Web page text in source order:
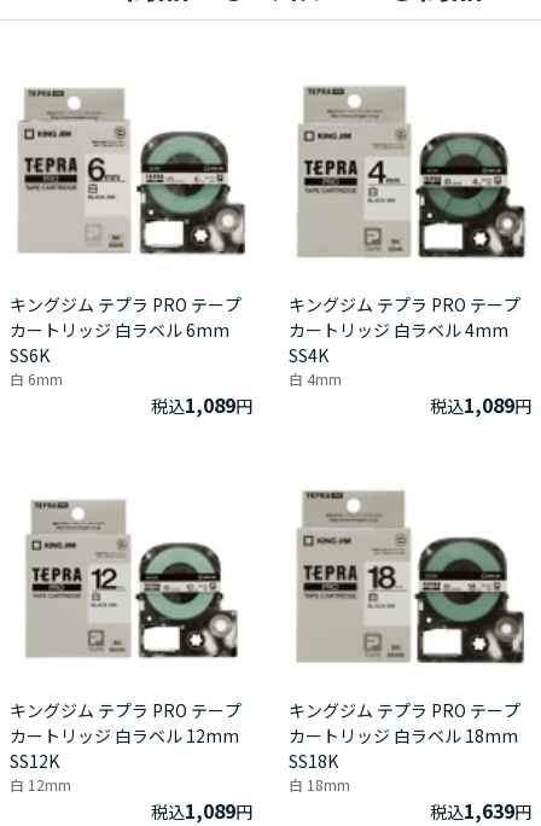
キングジム テプラ PRO テープ
カートリッジ 白ラベル 6mm
SS6K
白 6mm
税込1,089円
キングジム テプラ PRO テープ
カートリッジ 白ラベル 4mm
SS4K
白 4mm
税込1,089円
キングジム テプラ PRO テープ
カートリッジ 白ラベル 12mm
SS12K
白 12mm
税込1,089円
キングジム テプラ PRO テープ
カートリッジ 白ラベル 18mm
SS18K
白 18mm
税込1,639円